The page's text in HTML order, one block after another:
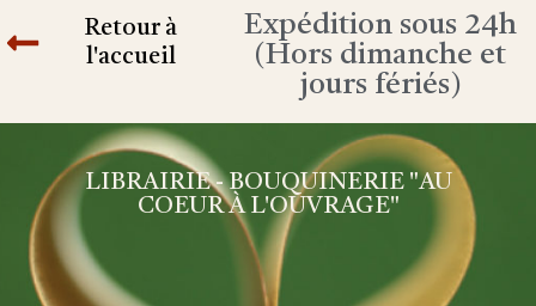
Retour à
l'accueil
Expédition sous 24h
(Hors dimanche et
jours fériés)
LIBRAIRIE - BOUQUINERIE "AU
COEUR À L'OUVRAGE"